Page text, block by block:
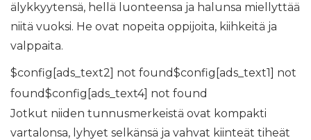
älykkyytensä, hellä luonteensa ja halunsa miellyttää
niitä vuoksi. He ovat nopeita oppijoita, kiihkeitä ja
valppaita.
$config[ads_text2] not found$config[ads_text1] not
found$config[ads_text4] not found
Jotkut niiden tunnusmerkeistä ovat kompakti
vartalonsa, lyhyet selkänsä ja vahvat kiinteät tiheät